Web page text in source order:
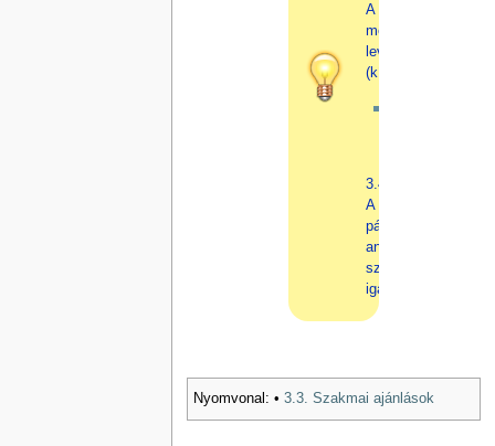
A
motivációs
levél
(kísérőlevél)
3.4.
A
pályázati
anyagokhoz
szükséges
igazolások
Nyomvonal: • 3.3. Szakmai ajánlások